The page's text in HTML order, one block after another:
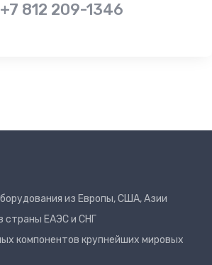
+7 812 209-1346
из Европы, США, Азии
страны ЕАЭС и СНГ
компонентов крупнейших мировых